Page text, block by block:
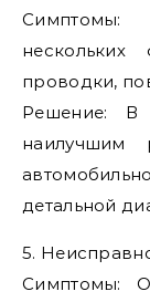
проводки,
Решение: В
наилучшим
детальной
5.
Симптомы: